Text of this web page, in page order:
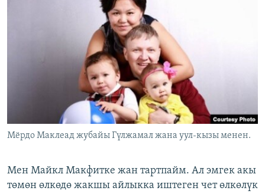
ЫҢГАЙСЫЗ СУРООЛОР
ЭЕ/АРнун бардык сайттары
Мёрдо Маклеад жубайы Гүлжамал жана уул-кызы менен.
Мен Майкл Макфитке жан тартпайм. Ал эмгек акы
төмөн өлкөдө жакшы айлыкка иштеген чет өлкөлүк